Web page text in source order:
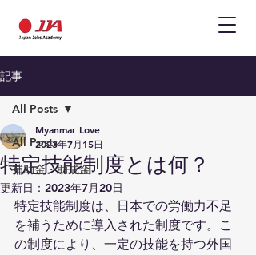
記事
All Posts
補助金・助成金
All Posts
特定技能制度とは何？
Myanmar Love
2023年7月15日
更新日： 2023年7月20日
特定技能制度は、日本での労働力不足
を補うために導入された制度です。こ
の制度により、一定の技能を持つ外国